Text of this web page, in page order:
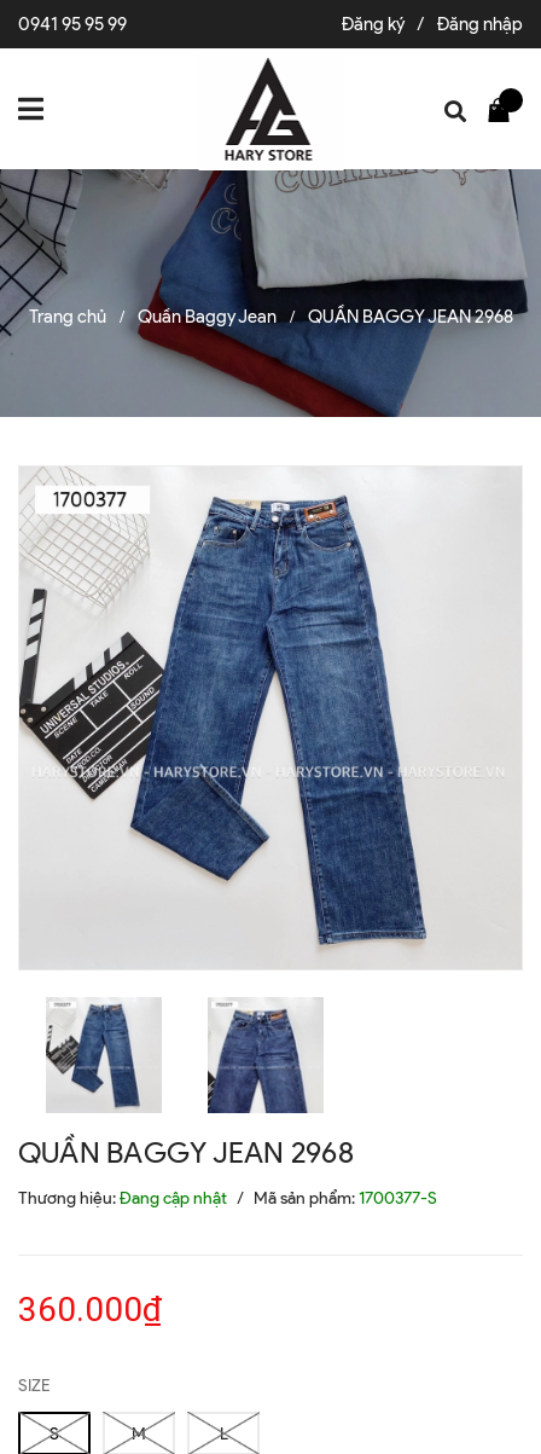
0941 95 95 99 Đăng ký / Đăng nhập
Trang chủ / Quần Baggy Jean / QUẦN BAGGY JEAN 2968
QUẦN BAGGY JEAN 2968
Thương hiệu:Đang cập nhật / Mã sản phẩm:1700377-S
360.000₫
SIZE
S M L